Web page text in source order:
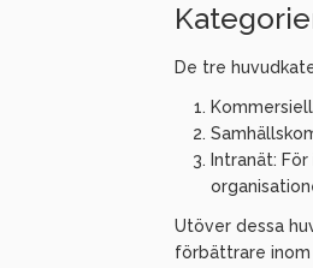
De tre
Intranät:
Utöver dessa
förbättrare